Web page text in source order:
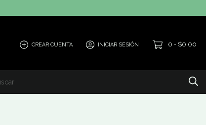
CREAR CUENTA INICIAR SESIÓN 0 - $0,00